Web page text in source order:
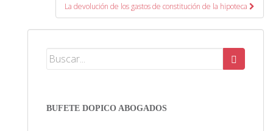
La devolución de los gastos de constitución de la hipoteca
BUFETE DOPICO ABOGADOS